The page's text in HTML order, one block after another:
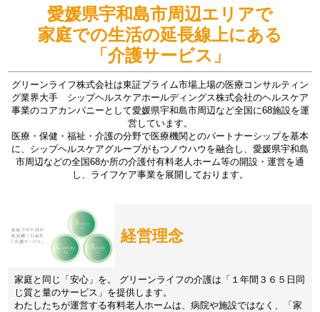
愛媛県宇和島市周辺エリアで
家庭での生活の延長線上にある
「介護サービス」
グリーンライフ株式会社は東証プライム市場上場の医療コンサルティン
グ業界大手 シップヘルスケアホールディングス株式会社のヘルスケア
事業のコアカンパニーとして愛媛県宇和島市周辺など全国に68施設を運
営しています。
医療・保健・福祉・介護の分野で医療機関とのパートナーシップを基本
に、シップヘルスケアグループがもつノウハウを融合し、愛媛県宇和島
市周辺などの全国68か所の介護付有料老人ホーム等の開設・運営を通
し、ライフケア事業を展開しております。
経営理念
家庭と同じ「安心」を。 グリーンライフの介護は「１年間３６５日同
じ質と量のサービス」を提供します。
わたしたちが運営する有料老人ホームは、病院や施設ではなく、「家